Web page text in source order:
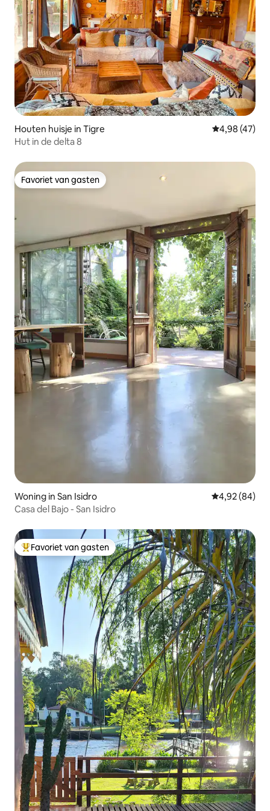
Houten huisje in Tigre Gemiddelde
4,98 (47)
Hut in de delta 8
Favoriet van gasten
Favoriet van gasten
Woning in San Isidro Gemiddelde
4,92 (84)
Casa del Bajo - San Isidro
Topfavoriet van gasten
Favoriet van gasten